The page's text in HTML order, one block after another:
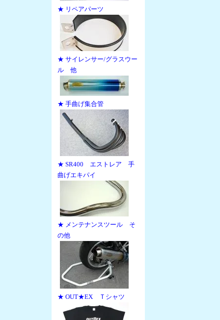
★ リペアパーツ
★ サイレンサー/グラスウー
ル 他
★ 手曲げ集合管
★ SR400 エストレア 手
曲げエキパイ
★ メンテナンスツール そ
の他
★ OUT★EX Ｔシャツ